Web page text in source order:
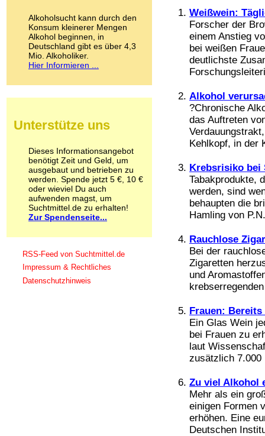
Weißwein:
Forscher der
einem Anstieg
bei weißen
deutlichste
Alkohol
?Chronische
das Auftreten
Kehlkopf, in der
Krebsrisiko bei
Tabakprodukte,
werden, sind
behaupten die
Hamling von
Rauchlose
Bei der
Zigaretten
und
Frauen:
Ein Glas Wein
bei Frauen zu
laut
zusätzlich 7.000
Zu viel Alkohol
Mehr als ein
einigen Formen
erhöhen. Eine
Deutschen
LSD
Marihuana
Medikamente
Meskalin
Metamphetamin
Methadon
Pilze
Psychopharmaka
Schlafmittel
Schmerzmittel
Schnüffelstoffe
Spice
Sucht / Süchte
Alkoholsucht
Co-Abhängigkeit
Computersucht
Ess-Brechsucht
Essstörungen
Fernsehsucht
Alkoholsucht kann durch den
Konsum kleinerer Mengen
Alkohol beginnen, in
Deutschland gibt es über 4,3
Mio. Alkoholiker.
Hier Informieren ...
Unterstütze uns
Dieses Informationsangebot
benötigt Zeit und Geld, um
ausgebaut und betrieben zu
werden. Spende jetzt 5 €, 10 €
oder wieviel Du auch
aufwenden magst, um
Suchtmittel.de zu erhalten!
Zur Spendenseite...
RSS-Feed von Suchtmittel.de
Impressum & Rechtliches
Datenschutzhinweis